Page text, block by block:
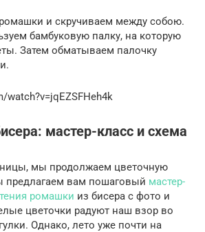
и скручиваем между собою.
бамбуковую палку, на которую
Затем обматываем палочку
watch?v=jqEZSFHeh4k
мастер-класс и схема
мы продолжаем цветочную
предлагаем вам пошаговый мастер-
ромашки из бисера с фото и
цветочки радуют наш взор во
Однако, лето уже почти на